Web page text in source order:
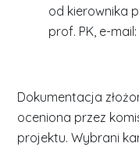
od kierownika
prof. PK, e-mail:
Dokumentacja
oceniona przez
projektu. Wybrani